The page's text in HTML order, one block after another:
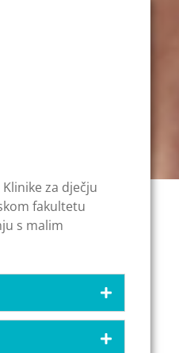
za dječju
fakultetu
s malim